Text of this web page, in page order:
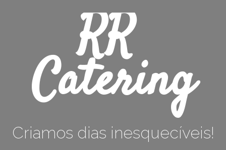
RR
Catering
Criamos dias inesquecíveis!